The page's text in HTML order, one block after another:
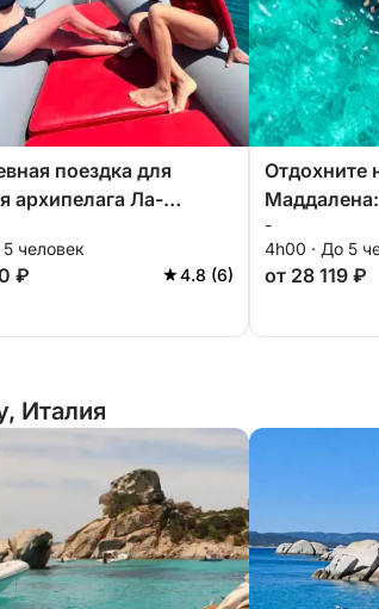
поездка для
архипелага Ла-
человек
₽ 4.8 (6)
Отдохните
на
-
4h00 · До 5
от 28 119 ₽
Италия